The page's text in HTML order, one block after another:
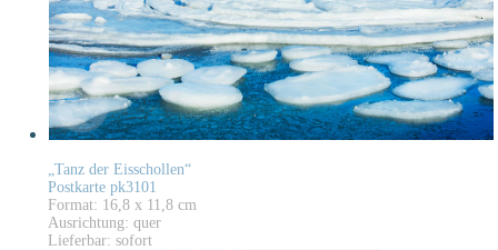
„Tanz der Eisschollen“
Postkarte pk3101
Format: 16,8 x 11,8 cm
Ausrichtung: quer
Lieferbar: sofort